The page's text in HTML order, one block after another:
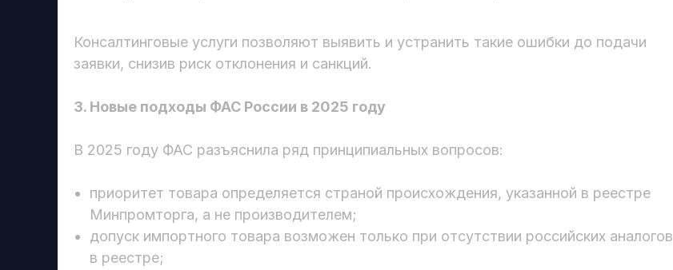
Консалтинговые услуги позволяют выявить и устранить такие ошибки до подачи
заявки, снизив риск отклонения и санкций.
3. Новые подходы ФАС России в 2025 году
В 2025 году ФАС разъяснила ряд принципиальных вопросов:
приоритет товара определяется страной происхождения, указанной в реестре
Минпромторга, а не производителем;
допуск импортного товара возможен только при отсутствии российских аналогов
в реестре;